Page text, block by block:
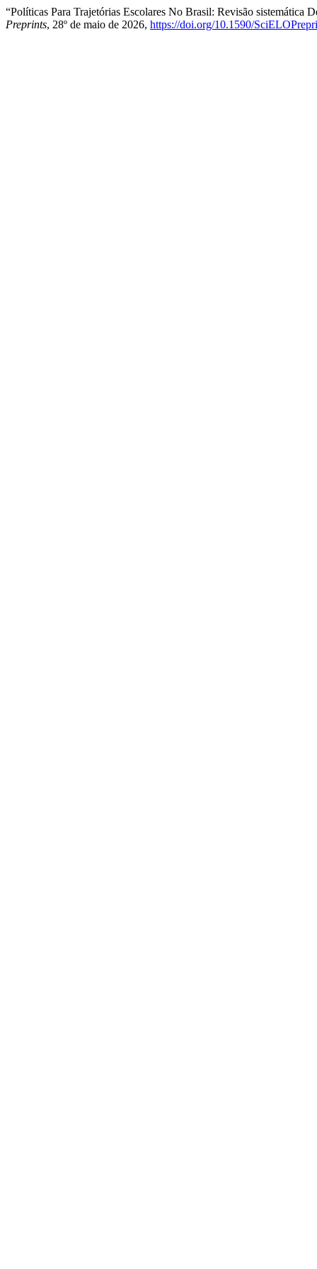
“Políticas Para Trajetórias Escolares No Brasil: Revisão sistemática
Preprints, 28º de maio de 2026, https://doi.org/10.1590/